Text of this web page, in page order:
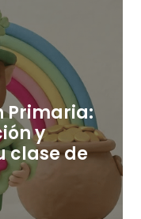
Primaria:
y
clase de